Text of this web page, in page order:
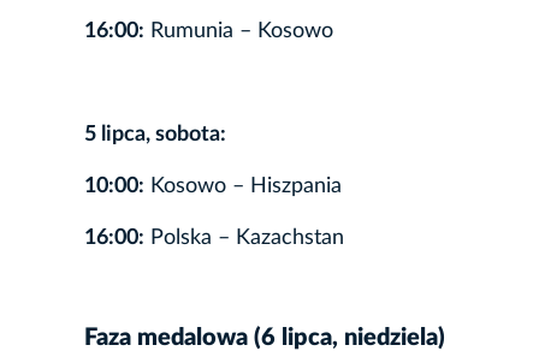
16:00: Rumunia – Kosowo
5 lipca, sobota:
10:00: Kosowo – Hiszpania
16:00: Polska – Kazachstan
Faza medalowa (6 lipca, niedziela)